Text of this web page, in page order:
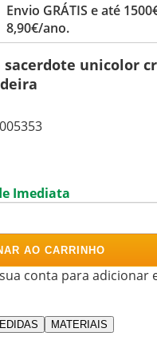
Envio GRÁTIS e até
8,90€/ano.
sacerdote unicolor
Imediata
AO CARRINHO
conta para adicionar
MATERIAIS